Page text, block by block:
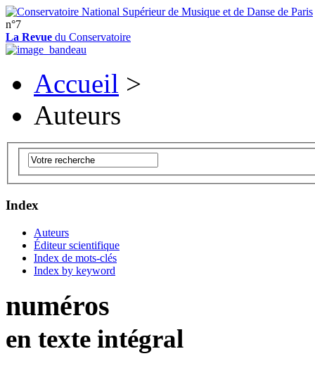
n°7
La Revue du Conservatoire
Accueil >
Auteurs
Index
Auteurs
Éditeur scientifique
Index de mots-clés
Index by keyword
numéros
en texte intégral